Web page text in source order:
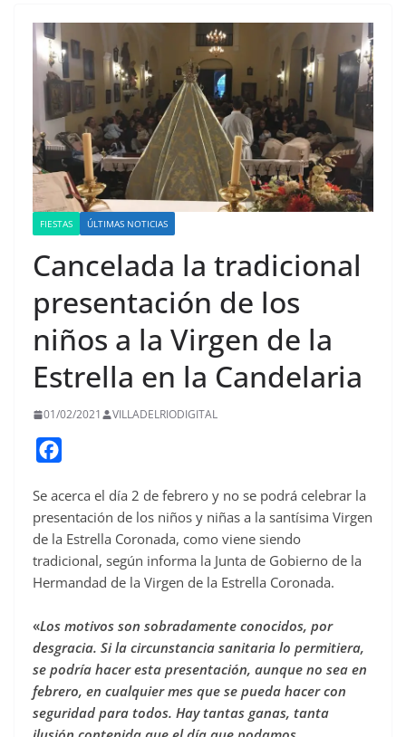
FIESTAS ÚLTIMAS NOTICIAS
Cancelada la tradicional
presentación de los
niños a la Virgen de la
Estrella en la Candelaria
01/02/2021 VILLADELRIODIGITAL
c
e
b
o
k
Se acerca el día 2 de febrero y no se podrá celebrar la
presentación de los niños y niñas a la santísima Virgen
de la Estrella Coronada, como viene siendo
tradicional, según informa la Junta de Gobierno de la
Hermandad de la Virgen de la Estrella Coronada.
«Los motivos son sobradamente conocidos, por
desgracia. Si la circunstancia sanitaria lo permitiera,
se podría hacer esta presentación, aunque no sea en
febrero, en cualquier mes que se pueda hacer con
seguridad para todos. Hay tantas ganas, tanta